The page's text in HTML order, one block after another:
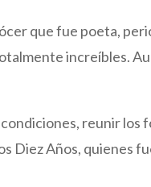
que fue poeta,
increíbles.
reunir los
Diez Años, quienes